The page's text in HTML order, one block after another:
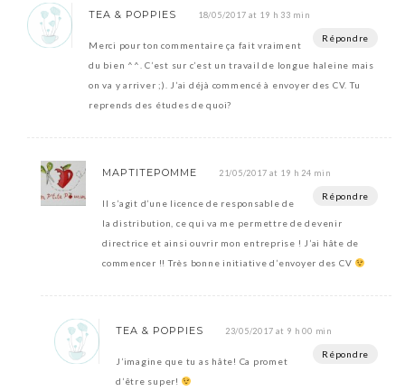
TEA & POPPIES 18/05/2017 at 19 h 33 min
Répondre
Merci pour ton commentaire ça fait vraiment
du bien ^^. C’est sur c’est un travail de longue haleine mais
on va y arriver ;). J’ai déjà commencé à envoyer des CV. Tu
reprends des études de quoi?
MAPTITEPOMME 21/05/2017 at 19 h 24 min
Répondre
Il s’agit d’une licence de responsable de
la distribution, ce qui va me permettre de devenir
directrice et ainsi ouvrir mon entreprise ! J’ai hâte de
commencer !! Très bonne initiative d’envoyer des CV
TEA & POPPIES 23/05/2017 at 9 h 00 min
Répondre
J’imagine que tu as hâte! Ca promet
d’être super!